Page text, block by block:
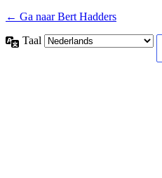
← Ga naar Bert Hadders
Taal